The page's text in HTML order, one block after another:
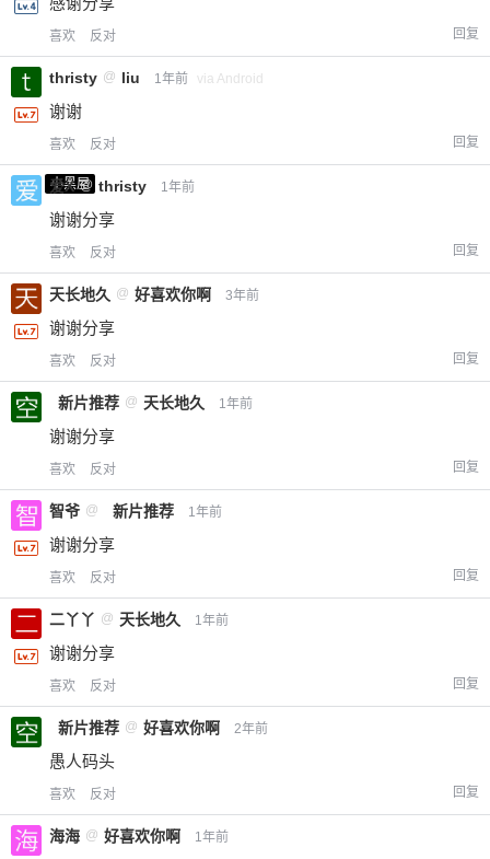
喜欢 反对 回复
thristy @ liu 1年前 via Android
谢谢
喜欢 反对 回复
小黑屋
爱X @ thristy 1年前
谢谢分享
喜欢 反对 回复
天长地久 @ 好喜欢你啊 3年前
谢谢分享
喜欢 反对 回复
新片推荐 @ 天长地久 1年前
谢谢分享
喜欢 反对 回复
智爷 @ 新片推荐 1年前
谢谢分享
喜欢 反对 回复
二丫丫 @ 天长地久 1年前
谢谢分享
喜欢 反对 回复
新片推荐 @ 好喜欢你啊 2年前
愚人码头
喜欢 反对 回复
海海 @ 好喜欢你啊 1年前